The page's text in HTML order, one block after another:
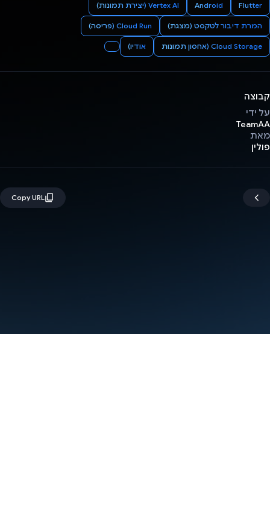
Flutter
Android Vertex AI (יצירת תמונות)
המרת דיבור לטקסט (מצגת) Cloud Run (פריסה)
Cloud Storage (אחסון תמונות אודיו)
קבוצה
על ידי
TeamAA
מאת
פולין